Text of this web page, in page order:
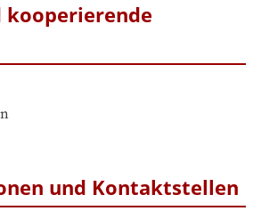
kooperierende
und Kontaktstellen